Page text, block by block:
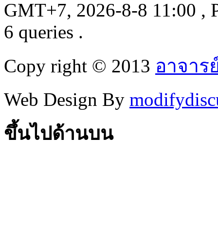
GMT+7, 2026-8-8 11:00 ,
6 queries .
Copy right © 2013 อาจาร
Web Design By
ขึ้นไปด้านบน